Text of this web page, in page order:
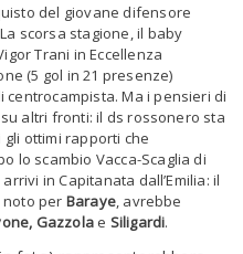
del giovane difensore
scorsa stagione, il baby
Trani in Eccellenza
(5 gol in 21 presenze)
Ma i pensieri di
altri fronti: il ds rossonero sta
gli ottimi rapporti che
lo scambio Vacca-Scaglia di
in Capitanata dall’Emilia: il
noto per Baraye, avrebbe
Gazzolae Siligardi.